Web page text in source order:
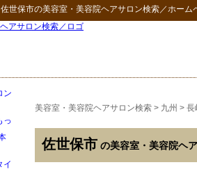
佐世保市の美容室・美容院ヘアサロン検索／ホーム
美容室・美容院ヘアサロン検索 > 九州 > 長
佐世保市 の美容室・美容院ヘ